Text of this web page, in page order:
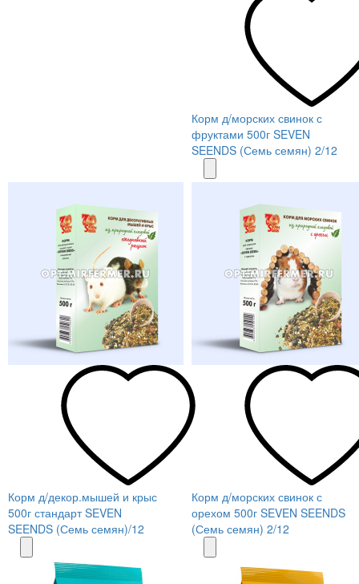
Корм д/морских свинок с
фруктами 500г SEVEN
SEENDS (Семь семян) 2/12
Корм д/декор.мышей и крыс
500г стандарт SEVEN
SEENDS (Семь семян)/12
Корм д/морских свинок с
орехом 500г SEVEN SEENDS
(Семь семян) 2/12